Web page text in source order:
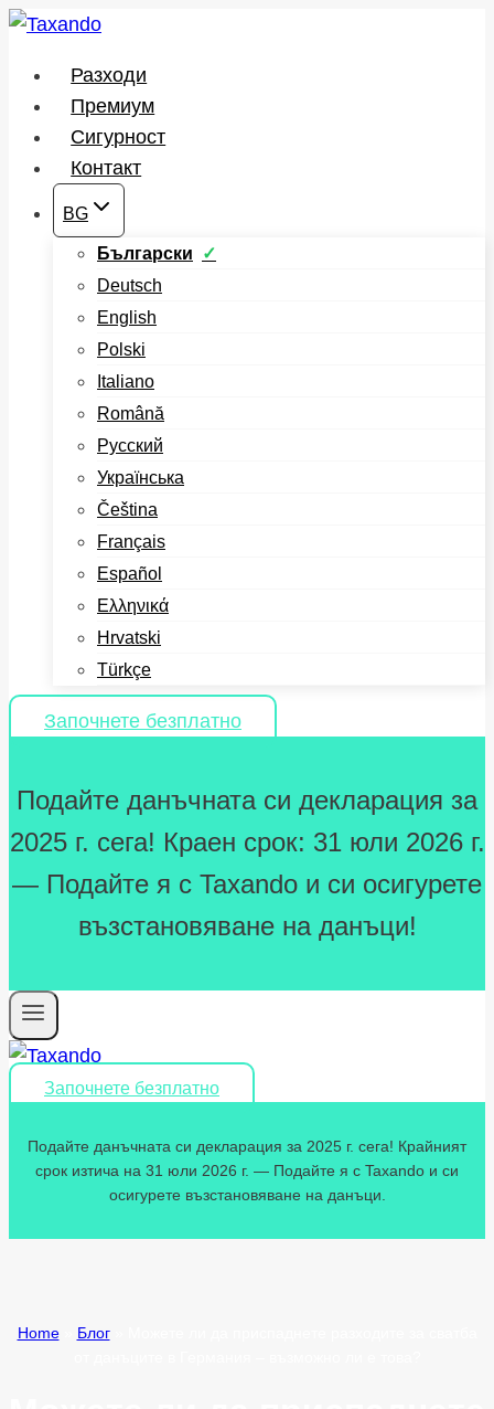
Към
Разходи
Премиум
Сигурност
Контакт
BG
Български
Deutsch
English
Polski
Italiano
Română
Русский
Українська
Čeština
Français
Español
Ελληνικά
Hrvatski
Türkçe
Започнете безплатно
Подайте данъчната си декларация за
2025 г. сега! Краен срок: 31 юли 2026 г.
— Подайте я с Taxando и си осигурете
възстановяване на данъци!
Започнете безплатно
Подайте данъчната си декларация за 2025 г. сега! Крайният
срок изтича на 31 юли 2026 г. — Подайте я с Taxando и си
осигурете възстановяване на данъци.
Home» Блог»